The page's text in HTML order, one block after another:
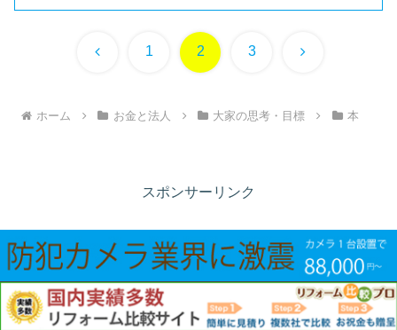
前 1 2 3 次
ホーム お金と法人 大家の思考・目標 本
スポンサーリンク